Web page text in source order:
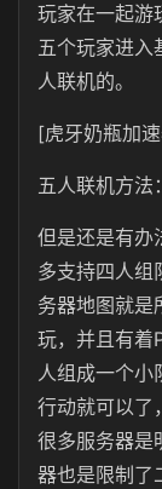
玩家在一起游
五个玩家进入
人联机的。
[虎牙奶瓶加
五人联机方法：
但是还是有办
多支持四人组
务器地图就是
玩，并且有着
人组成一个小
行动就可以了
很多服务器是
器也是限制了